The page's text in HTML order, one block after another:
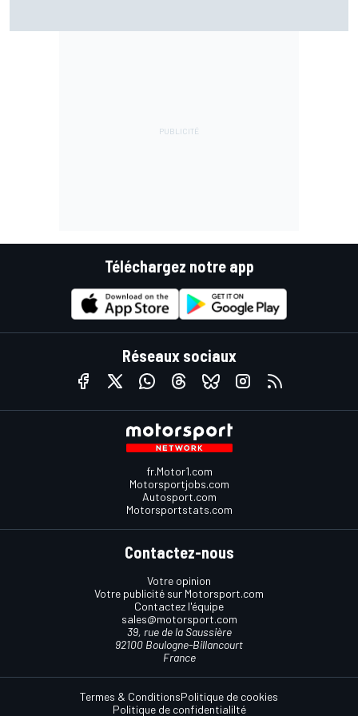
Téléchargez notre app
Réseaux sociaux
fr.Motor1.com
Motorsportjobs.com
Autosport.com
Motorsportstats.com
Contactez-nous
Votre opinion
Votre publicité sur Motorsport.com
Contactez l'équipe
sales@motorsport.com
39, rue de la Saussière
92100 Boulogne-Billancourt
France
Termes & ConditionsPolitique de cookies
Politique de confidentialilté